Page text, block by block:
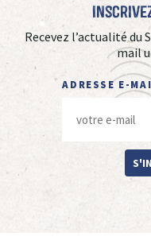
Recevez l’actualité du
mail
ADRESSE E-